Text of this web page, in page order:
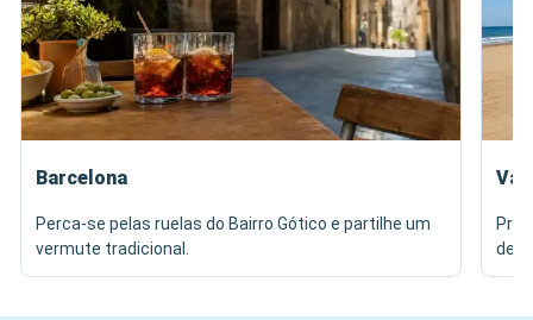
Barcelona
Perca-se pelas ruelas do Bairro Gótico e partilhe um
vermute tradicional.
de